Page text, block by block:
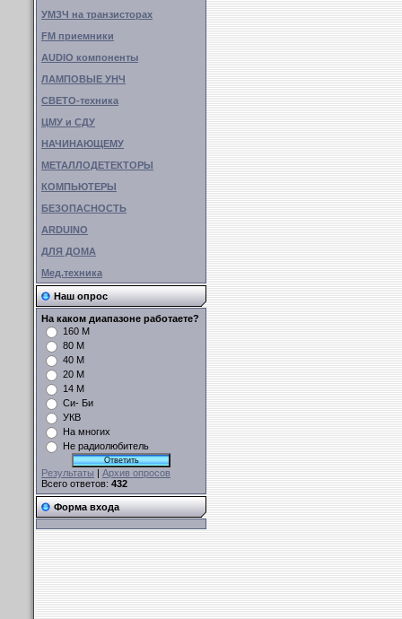
УМЗЧ на транзисторах
FM приемники
AUDIO компоненты
ЛАМПОВЫЕ УНЧ
СВЕТО-техника
ЦМУ и СДУ
НАЧИНАЮЩЕМУ
МЕТАЛЛОДЕТЕКТОРЫ
КОМПЬЮТЕРЫ
БЕЗОПАСНОСТЬ
ARDUINO
ДЛЯ ДОМА
Мед.техника
Наш опрос
На каком диапазоне работаете?
160 М
80 М
40 М
20 М
14 М
Си- Би
УКВ
На многих
Не радиолюбитель
Результаты | Архив опросов
Всего ответов: 432
Форма входа